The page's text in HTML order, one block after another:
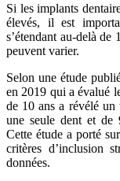
Si les implants
élevés, il est
s’étendant au-delà
peuvent varier.
Selon une étude
en 2019 qui a évalué
de 10 ans a révélé
une seule dent et de
Cette étude a porté
critères d’inclusion
données.